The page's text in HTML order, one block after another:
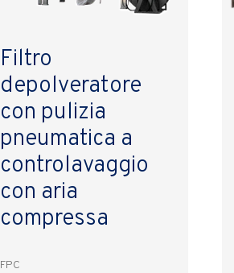
Filtro
depolveratore
con pulizia
pneumatica a
controlavaggio
con aria
compressa
FPC